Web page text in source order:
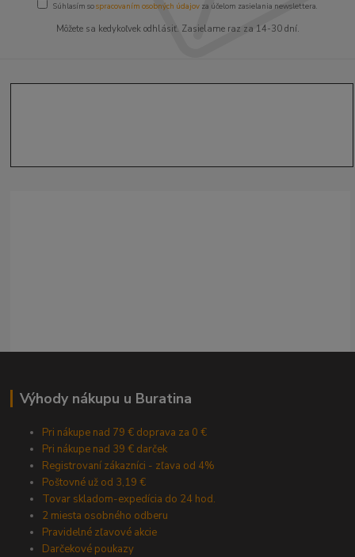
Súhlasím sospracovaním osobných údajov za účelom zasielania newslettera.
Môžete sa kedykoľvek odhlásiť. Zasielame raz za 14-30 dní.
Výhody nákupu u Buratina
Pri nákupe nad 79 € doprava za 0 €
Pri nákupe nad 39 € darček
Registrovaní zákazníci - zľava od 4%
Poštovné už od 3,19 €
Tovar skladom-expedícia do 24 hod.
2 miesta osobného odberu
Pravidelné zľavové akcie
Darčekové poukazy